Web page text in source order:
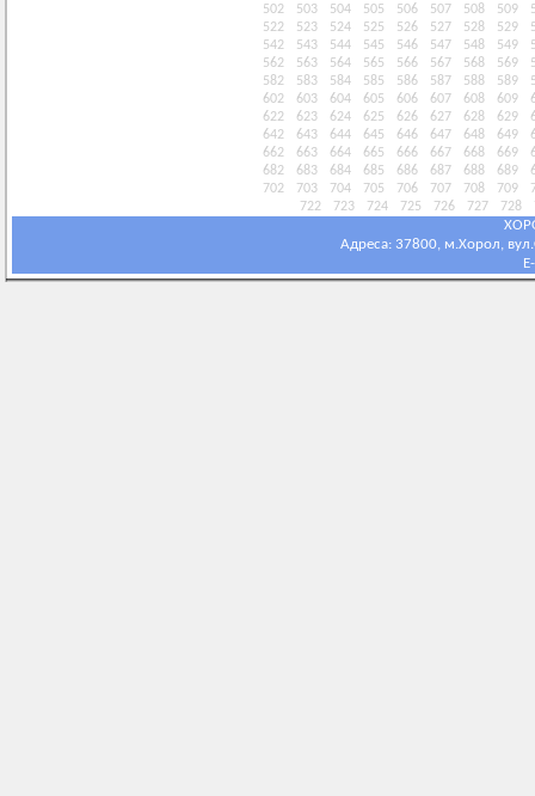
502
503 504 505 506 507 508 509
522
523 524 525 526 527 528 529
542
543 544 545 546 547 548 549
562
563 564 565 566 567 568 569
582
583 584 585 586 587 588 589
602
603 604 605 606 607 608 609
622
623 624 625 626 627 628 629
642
643 644 645 646 647 648 649
662
663 664 665 666 667 668 669
682
683 684 685 686 687 688 689
702
703 704 705 706 707 708 709
722
723 724 725 726 727 728
Адреса: 37800, м.Хорол,